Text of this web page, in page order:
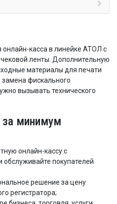
касса в линейке АТОЛ с
ленты. Дополнительную
материалы для печати
замена фискального
вызывать технического
минимум
онлайн-кассу с
обслуживайте покупателей
решение за цену
регистратора;